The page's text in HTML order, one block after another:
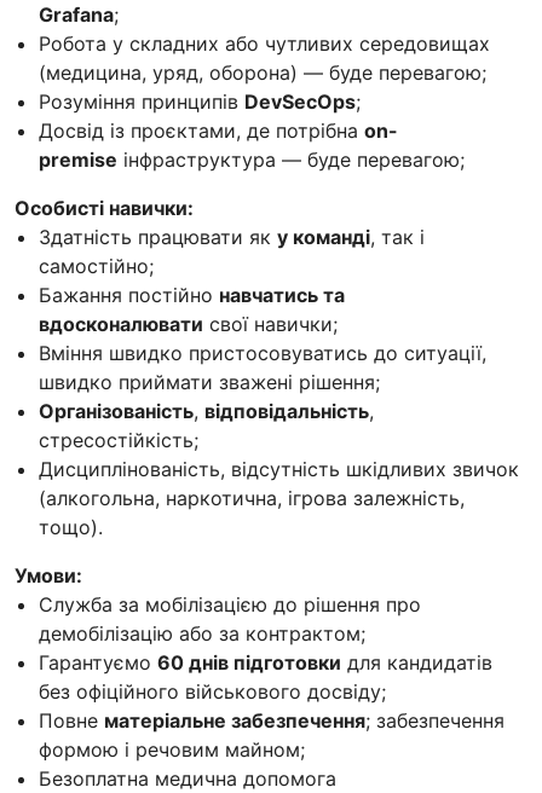
Grafana;
Робота у складних або чутливих середовищах
(медицина, уряд, оборона) — буде перевагою;
Розуміння принципів DevSecOps;
Досвід із проєктами, де потрібна on-
premise інфраструктура — буде перевагою;
Особисті навички:
Здатність працювати як у команді, так і
самостійно;
Бажання постійно навчатись та
вдосконалювати свої навички;
Вміння швидко пристосовуватись до ситуації,
швидко приймати зважені рішення;
Організованість, відповідальність,
стресостійкість;
Дисциплінованість, відсутність шкідливих звичок
(алкогольна, наркотична, ігрова залежність,
тощо).
Умови:
Служба за мобілізацією до рішення про
демобілізацію або за контрактом;
Гарантуємо 60 днів підготовки для кандидатів
без офіційного військового досвіду;
Повне матеріальне забезпечення; забезпечення
формою і речовим майном;
Безоплатна медична допомога